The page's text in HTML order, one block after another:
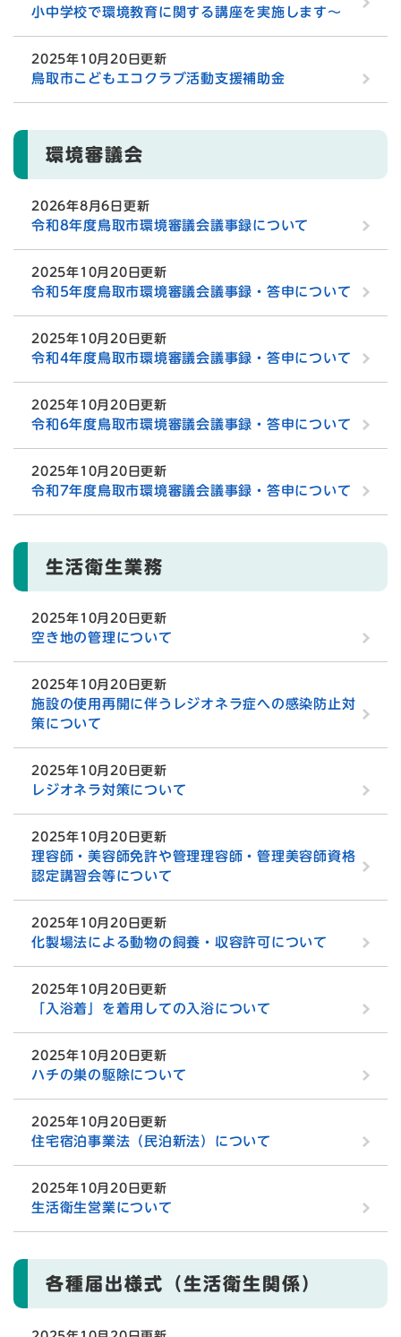
小中学校で環境教育に関する講座を実施します～
2025年10月20日更新
鳥取市こどもエコクラブ活動支援補助金
環境審議会
2026年8月6日更新
令和8年度鳥取市環境審議会議事録について
2025年10月20日更新
令和5年度鳥取市環境審議会議事録・答申について
2025年10月20日更新
令和4年度鳥取市環境審議会議事録・答申について
2025年10月20日更新
令和6年度鳥取市環境審議会議事録・答申について
2025年10月20日更新
令和7年度鳥取市環境審議会議事録・答申について
生活衛生業務
2025年10月20日更新
空き地の管理について
2025年10月20日更新
施設の使用再開に伴うレジオネラ症への感染防止対
策について
2025年10月20日更新
レジオネラ対策について
2025年10月20日更新
理容師・美容師免許や管理理容師・管理美容師資格
認定講習会等について
2025年10月20日更新
化製場法による動物の飼養・収容許可について
2025年10月20日更新
「入浴着」を着用しての入浴について
2025年10月20日更新
ハチの巣の駆除について
2025年10月20日更新
住宅宿泊事業法（民泊新法）について
2025年10月20日更新
生活衛生営業について
各種届出様式（生活衛生関係）